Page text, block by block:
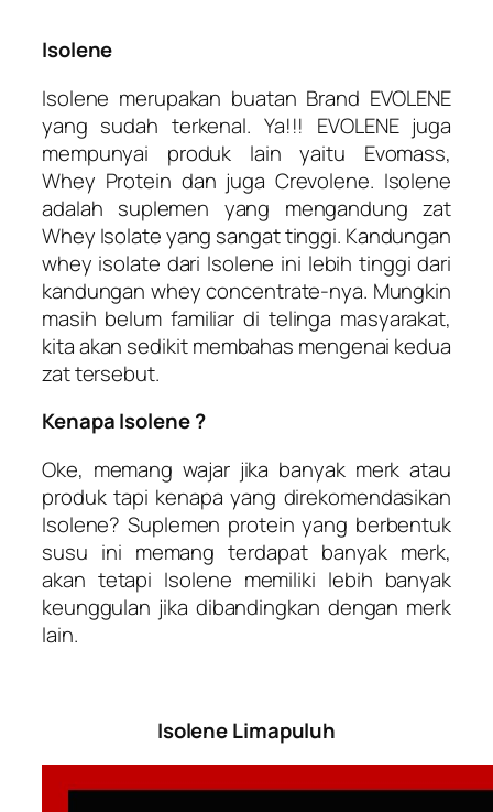
Isolene
Isolene merupakan buatan Brand EVOLENE
yang sudah terkenal. Ya!!! EVOLENE juga
mempunyai produk lain yaitu Evomass,
Whey Protein dan juga Crevolene. Isolene
adalah suplemen yang mengandung zat
Whey Isolate yang sangat tinggi. Kandungan
whey isolate dari Isolene ini lebih tinggi dari
kandungan whey concentrate-nya. Mungkin
masih belum familiar di telinga masyarakat,
kita akan sedikit membahas mengenai kedua
zat tersebut.
Kenapa Isolene ?
Oke, memang wajar jika banyak merk atau
produk tapi kenapa yang direkomendasikan
Isolene? Suplemen protein yang berbentuk
susu ini memang terdapat banyak merk,
akan tetapi Isolene memiliki lebih banyak
keunggulan jika dibandingkan dengan merk
lain.
Isolene Limapuluh